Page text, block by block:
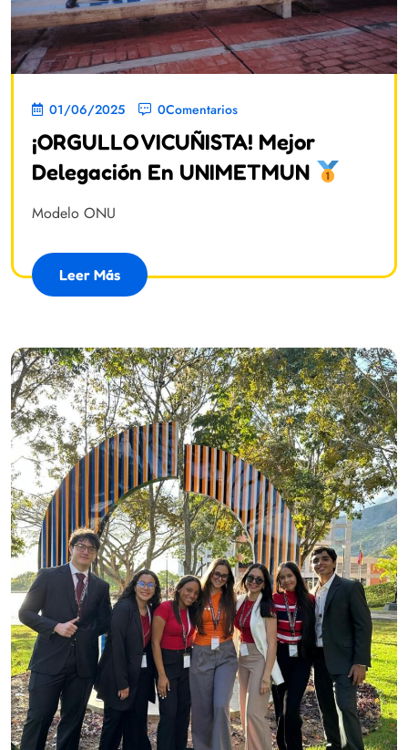
01/06/2025 0Comentarios
¡ORGULLO VICUÑISTA! Mejor
Delegación En UNIMETMUN
Modelo ONU
Leer Más